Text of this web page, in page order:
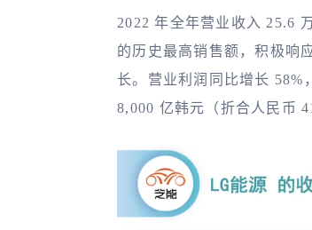
2022 年全年营业收入 25.6
的历史最高销售额，积极响
长。营业利润同比增长 58%
8,000 亿韩元（折合人民币